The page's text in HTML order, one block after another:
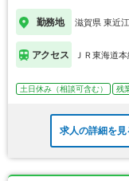
勤務地 滋賀県 東近
アクセス ＪＲ東海道
土日休み（相談可含む） 残
求人の詳細を見